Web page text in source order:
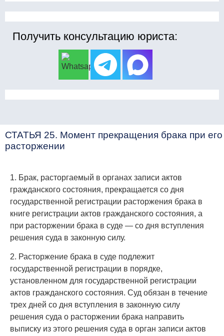
Получить консультацию юриста:
СТАТЬЯ 25. Момент прекращения брака при его
расторжении
1. Брак, расторгаемый в органах записи актов
гражданского состояния, прекращается со дня
государственной регистрации расторжения брака в
книге регистрации актов гражданского состояния, а
при расторжении брака в суде — со дня вступления
решения суда в законную силу.
2. Расторжение брака в суде подлежит
государственной регистрации в порядке,
установленном для государственной регистрации
актов гражданского состояния. Суд обязан в течение
трех дней со дня вступления в законную силу
решения суда о расторжении брака направить
выписку из этого решения суда в орган записи актов